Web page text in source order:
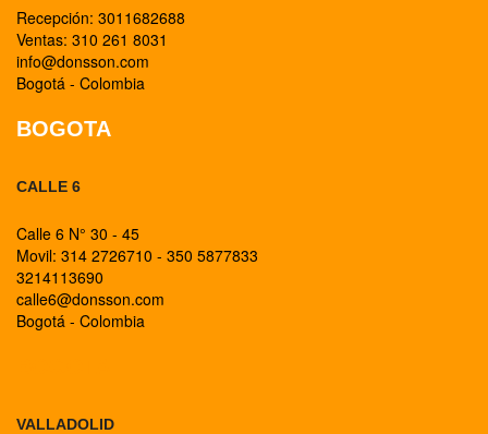
Recepción: 3011682688
Ventas: 310 261 8031
info@donsson.com
Bogotá - Colombia
BOGOTA
CALLE 6
Calle 6 N° 30 - 45
Movil: 314 2726710 - 350 5877833
3214113690
calle6@donsson.com
Bogotá - Colombia
VALLADOLID